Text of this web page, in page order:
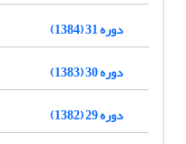
دوره 31 (1384)
دوره 30 (1383)
دوره 29 (1382)